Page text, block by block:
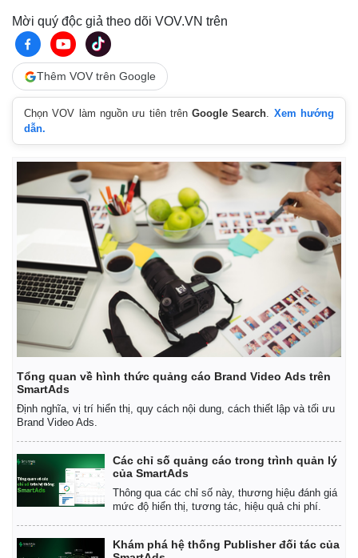
Mời quý độc giả theo dõi VOV.VN trên
Thêm VOV trên Google
Chọn VOV làm nguồn ưu tiên trênGoogle Search. Xem hướng
dẫn.
Tổng quan về hình thức quảng cáo Brand Video Ads trên
SmartAds
Định nghĩa, vị trí hiển thị, quy cách nội dung, cách thiết lập và tối ưu
Brand Video Ads.
Các chỉ số quảng cáo trong trình quản lý
của SmartAds
Thông qua các chỉ số này, thương hiệu đánh giá
mức độ hiển thị, tương tác, hiệu quả chi phí.
Khám phá hệ thống Publisher đối tác của